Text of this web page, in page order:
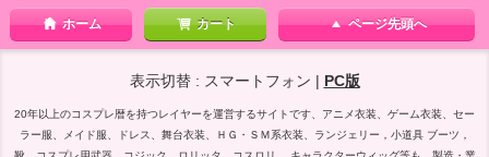
ホーム カート ページ先頭へ
表示切替 : スマートフォン | PC版
20年以上のコスプレ暦を持つレイヤーを運営するサイトです、アニメ衣装、ゲーム衣装、セー
ラー服、メイド服、ドレス、舞台衣装、ＨＧ・ＳＭ系衣装、ランジェリー，小道具 ブーツ，